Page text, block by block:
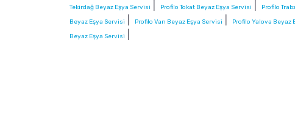
Tekirdağ Beyaz Eşya Servisi
Profilo Tokat Beyaz Eşya Servisi Profilo
Beyaz Eşya Servisi
Profilo Van Beyaz Eşya Servisi Profilo Yalova Beyaz
Beyaz Eşya Servisi